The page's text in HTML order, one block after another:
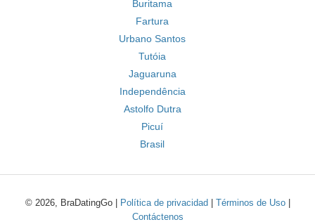
Buritama
Fartura
Urbano Santos
Tutóia
Jaguaruna
Independência
Astolfo Dutra
Picuí
Brasil
© 2026, BraDatingGo | Política de privacidad Términos de Uso|
Contáctenos